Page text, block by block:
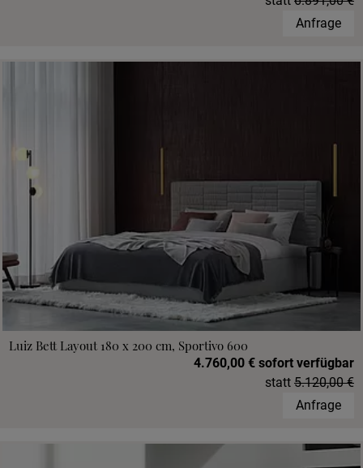
Anfrage
Luiz Bett Layout 180 x 200 cm, Sportivo 600
4.760,00 € sofort verfügbar
statt 5.120,00 €
Anfrage